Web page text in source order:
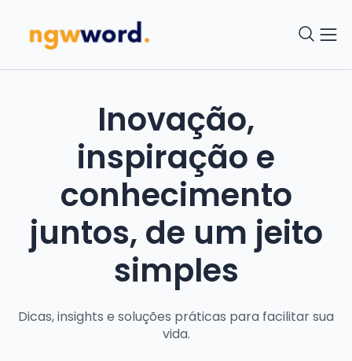
Inovação,
inspiração e
conhecimento
juntos, de um jeito
simples
Dicas, insights e soluções práticas para facilitar sua
vida.